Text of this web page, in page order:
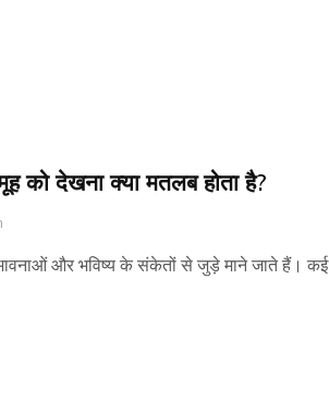
को देखना क्या मतलब होता है?
और भविष्य के संकेतों से जुड़े माने जाते हैं। कई